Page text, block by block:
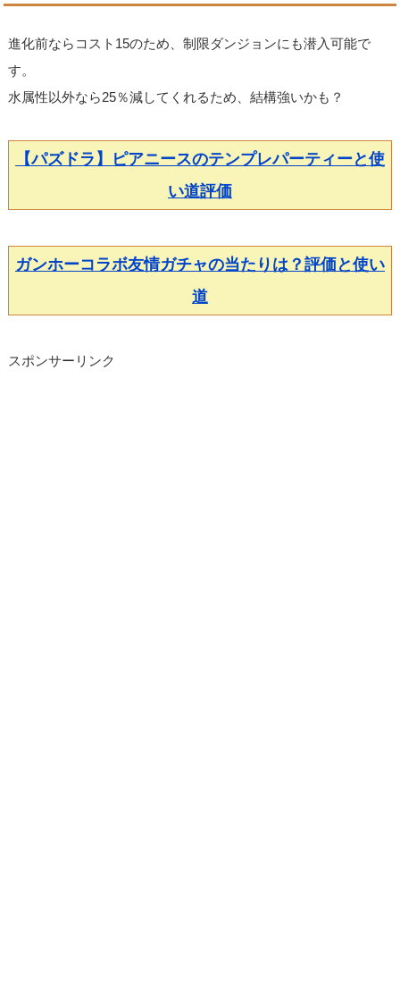
進化前ならコスト15のため、制限ダンジョンにも潜入可能で
す。
水属性以外なら25％減してくれるため、結構強いかも？
【パズドラ】ピアニースのテンプレパーティーと使
い道評価
ガンホーコラボ友情ガチャの当たりは？評価と使い
道
スポンサーリンク